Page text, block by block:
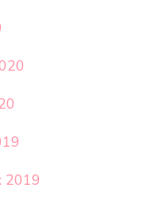
2019